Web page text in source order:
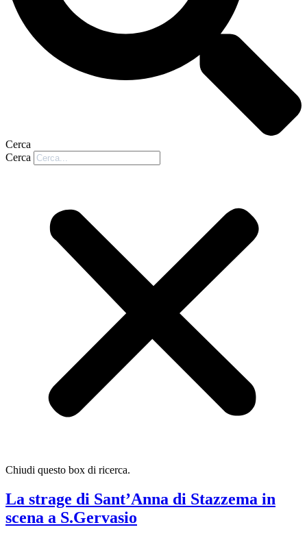
Cerca
Cerca
Chiudi questo box di ricerca.
La strage di Sant’Anna di Stazzema in
scena a S.Gervasio